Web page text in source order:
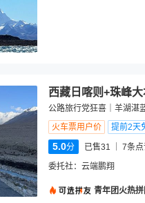
西藏日喀则+珠峰
公路旅行党狂喜｜羊湖湛
火车票用户价
提前2天
5.0分 已售31 7条
委托社： 云端鹏翔
青年团火热